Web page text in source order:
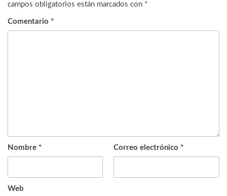
campos obligatorios están marcados con *
Comentario *
Nombre * Correo electrónico *
Web